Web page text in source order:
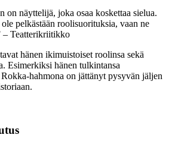
on näyttelijä, joka osaa koskettaa sielua.
pelkästään roolisuorituksia, vaan ne
– Teatterikriitikko
hänen ikimuistoiset roolinsa sekä
Esimerkiksi hänen tulkintansa
hahmona on jättänyt pysyvän jäljen